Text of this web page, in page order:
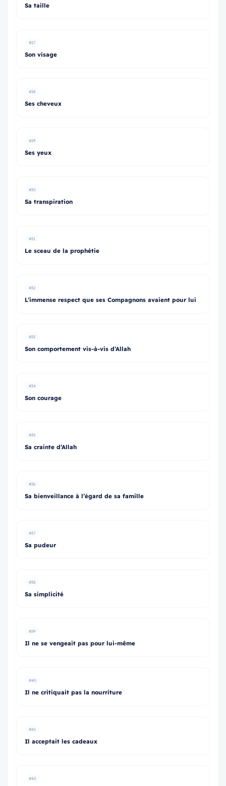
Sa taille
#27
Son visage
#28
Ses cheveux
#29
Ses yeux
#30
Sa transpiration
#31
Le sceau de la prophétie
#32
L’immense respect que ses Compagnons avaient pour lui
#33
Son comportement vis-à-vis d’Allah
#34
Son courage
#35
Sa crainte d’Allah
#36
Sa bienveillance à l’égard de sa famille
#37
Sa pudeur
#38
Sa simplicité
#39
Il ne se vengeait pas pour lui-même
#40
Il ne critiquait pas la nourriture
#41
Il acceptait les cadeaux
#42